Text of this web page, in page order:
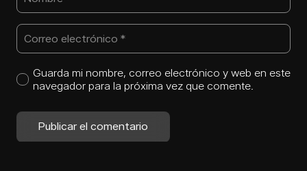
Guarda mi nombre, correo electrónico y web en este
navegador para la próxima vez que comente.
Publicar el comentario